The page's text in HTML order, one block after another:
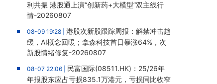
利共振 港股通上演“创新药+大模型”双主线行
情-20260807
08-09 19:28 | 港股次新股跟踪周报：解禁冲击趋
缓，AI概念回暖；拿森科技首日暴涨64%，次
新股情绪修复-20260807
08-07 22:06 | 民富国际(08511.HK)：25/26年
年报股东应占亏损835.1万港元，亏损同比收窄